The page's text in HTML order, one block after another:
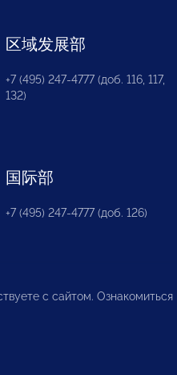
区域发展部
+7 (495) 247-4777 (доб. 116, 117,
132)
国际部
+7 (495) 247-4777 (доб. 126)
с сайтом. Ознакомиться